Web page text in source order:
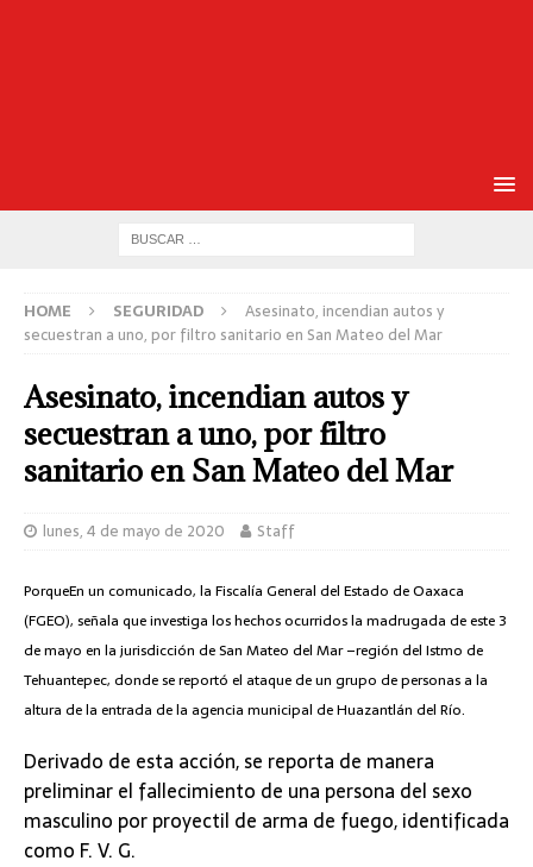
HOME SEGURIDAD
Asesinato, incendian autos y
secuestran a uno, por filtro sanitario en San Mateo del Mar
Asesinato, incendian autos y
secuestran a uno, por filtro
sanitario en San Mateo del Mar
lunes, 4 de mayo de 2020 Staff
PorqueEn un comunicado, la Fiscalía General del Estado de Oaxaca
(FGEO), señala que investiga los hechos ocurridos la madrugada de este 3
de mayo en la jurisdicción de San Mateo del Mar –región del Istmo de
Tehuantepec, donde se reportó el ataque de un grupo de personas a la
altura de la entrada de la agencia municipal de Huazantlán del Río.
Derivado de esta acción, se reporta de manera
preliminar el fallecimiento de una persona del sexo
masculino por proyectil de arma de fuego, identificada
como F. V. G.